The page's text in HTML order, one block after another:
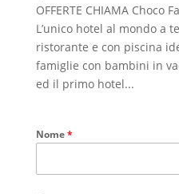
OFFERTE CHIAMA Choco
L’unico hotel al mondo a
ristorante e con piscina
famiglie con bambini in
ed il primo hotel...
Nome*